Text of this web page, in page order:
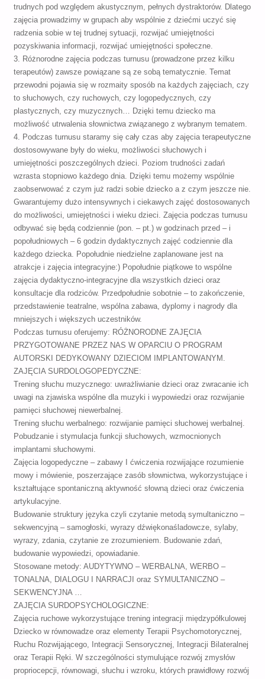
trudnych pod względem akustycznym, pełnych dystraktorów. Dlatego
zajęcia prowadzimy w grupach aby wspólnie z dziećmi uczyć się
radzenia sobie w tej trudnej sytuacji, rozwijać umiejętności
pozyskiwania informacji, rozwijać umiejętności społeczne.
3. Różnorodne zajęcia podczas turnusu (prowadzone przez kilku
terapeutów) zawsze powiązane są ze sobą tematycznie. Temat
przewodni pojawia się w rozmaity sposób na każdych zajęciach, czy
to słuchowych, czy ruchowych, czy logopedycznych, czy
plastycznych, czy muzycznych… Dzięki temu dziecko ma
możliwość utrwalenia słownictwa związanego z wybranym tematem.
4. Podczas turnusu staramy się cały czas aby zajęcia terapeutyczne
dostosowywane były do wieku, możliwości słuchowych i
umiejętności poszczególnych dzieci. Poziom trudności zadań
wzrasta stopniowo każdego dnia. Dzięki temu możemy wspólnie
zaobserwować z czym już radzi sobie dziecko a z czym jeszcze nie.
Gwarantujemy dużo intensywnych i ciekawych zajęć dostosowanych
do możliwości, umiejętności i wieku dzieci. Zajęcia podczas turnusu
odbywać się będą codziennie (pon. – pt.) w godzinach przed – i
popołudniowych – 6 godzin dydaktycznych zajęć codziennie dla
każdego dziecka. Popołudnie niedzielne zaplanowane jest na
atrakcje i zajęcia integracyjne:) Popołudnie piątkowe to wspólne
zajęcia dydaktyczno-integracyjne dla wszystkich dzieci oraz
konsultacje dla rodziców. Przedpołudnie sobotnie – to zakończenie,
przedstawienie teatralne, wspólna zabawa, dyplomy i nagrody dla
mniejszych i większych uczestników.
Podczas turnusu oferujemy: RÓŻNORODNE ZAJĘCIA
PRZYGOTOWANE PRZEZ NAS W OPARCIU O PROGRAM
AUTORSKI DEDYKOWANY DZIECIOM IMPLANTOWANYM.
ZAJĘCIA SURDOLOGOPEDYCZNE:
Trening słuchu muzycznego: uwrażliwianie dzieci oraz zwracanie ich
uwagi na zjawiska wspólne dla muzyki i wypowiedzi oraz rozwijanie
pamięci słuchowej niewerbalnej.
Trening słuchu werbalnego: rozwijanie pamięci słuchowej werbalnej.
Pobudzanie i stymulacja funkcji słuchowych, wzmocnionych
implantami słuchowymi.
Zajęcia logopedyczne – zabawy I ćwiczenia rozwijające rozumienie
mowy i mówienie, poszerzające zasób słownictwa, wykorzystujące i
kształtujące spontaniczną aktywność słowną dzieci oraz ćwiczenia
artykulacyjne.
Budowanie struktury języka czyli czytanie metodą symultaniczno –
sekwencyjną – samogłoski, wyrazy dźwiękonaśladowcze, sylaby,
wyrazy, zdania, czytanie ze zrozumieniem. Budowanie zdań,
budowanie wypowiedzi, opowiadanie.
Stosowane metody: AUDYTYWNO – WERBALNA, WERBO –
TONALNA, DIALOGU I NARRACJI oraz SYMULTANICZNO –
SEKWENCYJNA …
ZAJĘCIA SURDOPSYCHOLOGICZNE:
Zajęcia ruchowe wykorzystujące trening integracji międzypółkulowej
Dziecko w równowadze oraz elementy Terapii Psychomotorycznej,
Ruchu Rozwijającego, Integracji Sensorycznej, Integracji Bilateralnej
oraz Terapii Ręki. W szczególności stymulujące rozwój zmysłów
propriocepcji, równowagi, słuchu i wzroku, których prawidłowy rozwój